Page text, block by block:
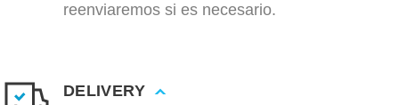
reenviaremos si es necesario.
DELIVERY